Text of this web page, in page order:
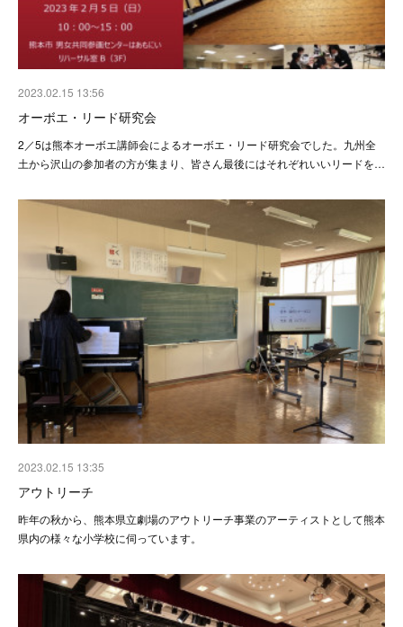
2023.02.15 13:56
オーボエ・リード研究会
2／5は熊本オーボエ講師会によるオーボエ・リード研究会でした。九州全
土から沢山の参加者の方が集まり、皆さん最後にはそれぞれいいリードを…
2023.02.15 13:35
アウトリーチ
昨年の秋から、熊本県立劇場のアウトリーチ事業のアーティストとして熊本
県内の様々な小学校に伺っています。